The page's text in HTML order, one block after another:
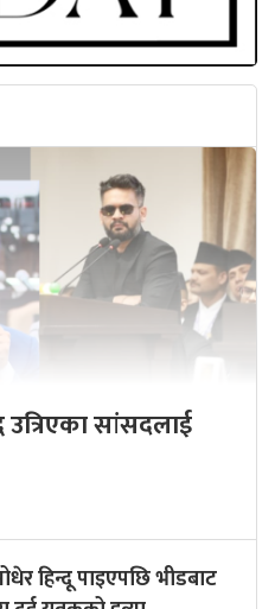
उत्रिएका सांसदलाई
हिन्दू पाइएपछि भीडबाट